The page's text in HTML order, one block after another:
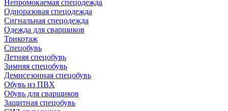
Непромокаемая спецодежда
Одноразовая спецодежда
Сигнальная спецодежда
Одежда для сварщиков
Трикотаж
Спецобувь
Летняя спецобувь
Зимняя спецобувь
Демисезонная спецобувь
Обувь из ПВХ
Обувь для сварщиков
Защитная спецобувь